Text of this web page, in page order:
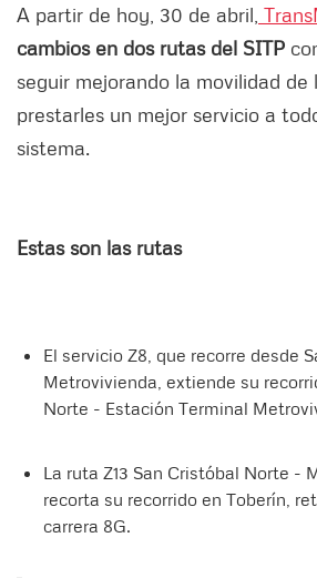
A partir de hoy, 30 de abril,
cambios en dos rutas del SITP
seguir mejorando la movilidad de
prestarles un mejor servicio a
sistema.
Estas son las rutas
El servicio Z8, que recorre desde
Metrovivienda, extiende su
Norte - Estación Terminal
La ruta Z13 San Cristóbal Norte -
recorta su recorrido en Toberín,
carrera 8G.